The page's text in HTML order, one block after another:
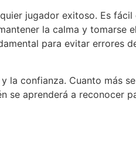
jugador exitoso. Es
la calma y tomarse
para evitar errores
confianza. Cuanto más
se aprenderá a reconocer